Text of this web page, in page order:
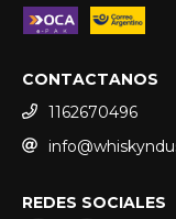
CONTACTANOS
1162670496
REDES SOCIALES